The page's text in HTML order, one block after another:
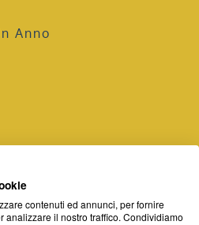
Anno
2026 P.Iva02565690167
contenuti ed annunci, per fornire
analizzare il nostro traffico. Condividiamo